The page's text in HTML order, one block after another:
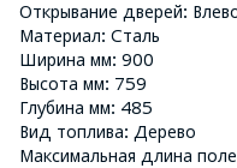
Открывание дверей:
Материал: Сталь
Ширина мм: 900
Высота мм: 759
Глубина мм: 485
Вид топлива: Дерево
Максимальная длина